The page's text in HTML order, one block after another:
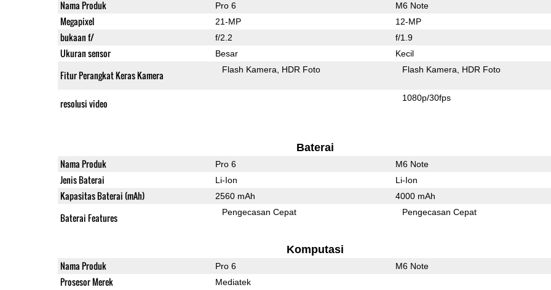
Nama Produk Pro 6 M6 Note
Megapixel 21-MP 12-MP
bukaan f/ f/2.2 f/1.9
Ukuran sensor Besar Kecil
Fitur Perangkat Keras Kamera Flash Kamera HDR Foto Flash Kamera HDR Foto
resolusi video 1080p/30fps
Baterai
Nama Produk Pro 6 M6 Note
Jenis Baterai Li-Ion Li-Ion
Kapasitas Baterai (mAh) 2560 mAh 4000 mAh
Baterai Features Pengecasan Cepat Pengecasan Cepat
Komputasi
Nama Produk Pro 6 M6 Note
Prosesor Merek Mediatek